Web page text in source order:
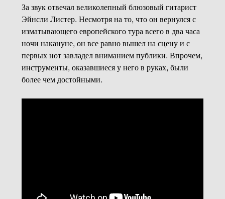
За звук отвечал великолепный блюзовый гитарист
Эйнсли Листер. Несмотря на то, что он вернулся с
изматывающего европейского тура всего в два часа
ночи накануне, он все равно вышел на сцену и с
первых нот завладел вниманием публики. Впрочем,
инструменты, оказавшиеся у него в руках, были
более чем достойными.